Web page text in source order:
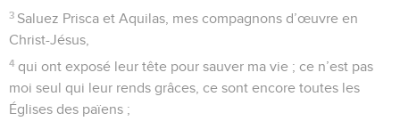
3 Saluez Prisca et Aquilas, mes compagnons d’œuvre en
Christ-Jésus,
4 qui ont exposé leur tête pour sauver ma vie ; ce n’est pas
moi seul qui leur rends grâces, ce sont encore toutes les
Églises des païens ;